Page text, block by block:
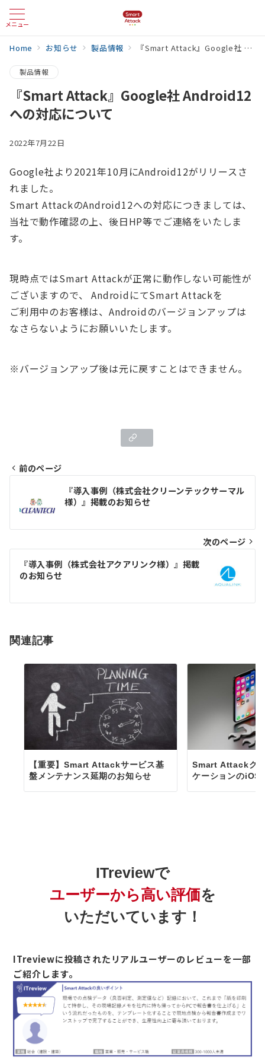
メニュー
Home お知らせ 製品情報 『Smart Attack』Google社 Android12への対応について
製品情報
『Smart Attack』Google社 Android12
への対応について
2022年7月22日
Google社より2021年10月にAndroid12がリリースさ
れました。
Smart AttackのAndroid12への対応につきましては、
当社で動作確認の上、後日HP等でご連絡をいたしま
す。
現時点ではSmart Attackが正常に動作しない可能性が
ございますので、 AndroidにてSmart Attackを
ご利用中のお客様は、Androidのバージョンアップは
なさらないようにお願いいたします。
※バージョンアップ後は元に戻すことはできません。
稿
ビ
シ
ン
前のページ
『導入事例（株式会社クリーンテックサーマル
様）』掲載のお知らせ
次のページ
『導入事例（株式会社アクアリンク様）』掲載
のお知らせ
関連記事
【重要】Smart Attackサービス基
盤メンテナンス延期のお知らせ
Smart Attackク
ケーションの
ITreviewで
ユーザーから高い評価を
いただいています！
ITreviewに投稿されたリアルユーザーのレビューを一部
ご紹介します。